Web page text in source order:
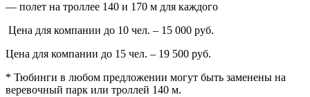
— полет на троллее 140 и 170 м для каждого
Цена для компании до 10 чел. – 15 000 руб.
Цена для компании до 15 чел. – 19 500 руб.
* Тюбинги в любом предложении могут быть заменены на
веревочный парк или троллей 140 м.